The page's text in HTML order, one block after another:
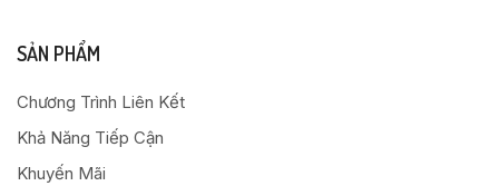
SẢN PHẨM
Chương Trình Liên Kết
Khả Năng Tiếp Cận
Khuyến Mãi